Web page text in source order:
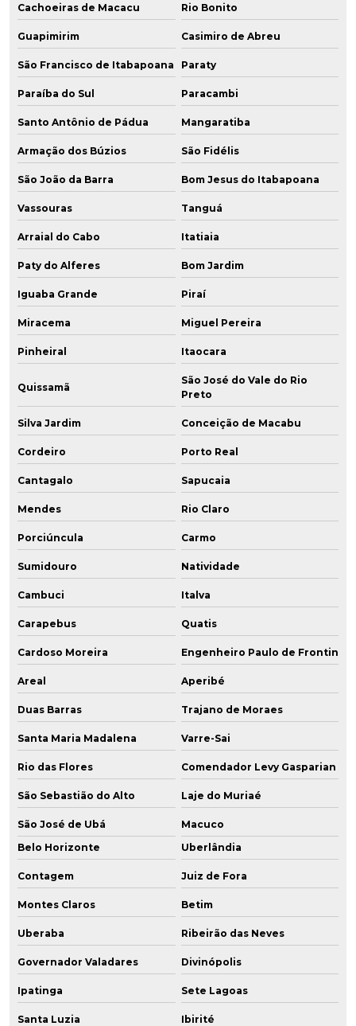
Cachoeiras de Macacu Rio Bonito
Guapimirim Casimiro de Abreu
São Francisco de Itabapoana Paraty
Paraíba do Sul Paracambi
Santo Antônio de Pádua Mangaratiba
Armação dos Búzios São Fidélis
São João da Barra Bom Jesus do Itabapoana
Vassouras Tanguá
Arraial do Cabo Itatiaia
Paty do Alferes Bom Jardim
Iguaba Grande Piraí
Miracema Miguel Pereira
Pinheiral Itaocara
Quissamã
São José do Vale do Rio
Preto
Silva Jardim Conceição de Macabu
Cordeiro Porto Real
Cantagalo Sapucaia
Mendes Rio Claro
Porciúncula Carmo
Sumidouro Natividade
Cambuci Italva
Carapebus Quatis
Cardoso Moreira Engenheiro Paulo de Frontin
Areal Aperibé
Duas Barras Trajano de Moraes
Santa Maria Madalena Varre-Sai
Rio das Flores Comendador Levy Gasparian
São Sebastião do Alto Laje do Muriaé
São José de Ubá
Macuco
Belo Horizonte
Uberlândia
Contagem Juiz de Fora
Montes Claros Betim
Uberaba Ribeirão das Neves
Governador Valadares Divinópolis
Ipatinga Sete Lagoas
Santa Luzia Ibirité